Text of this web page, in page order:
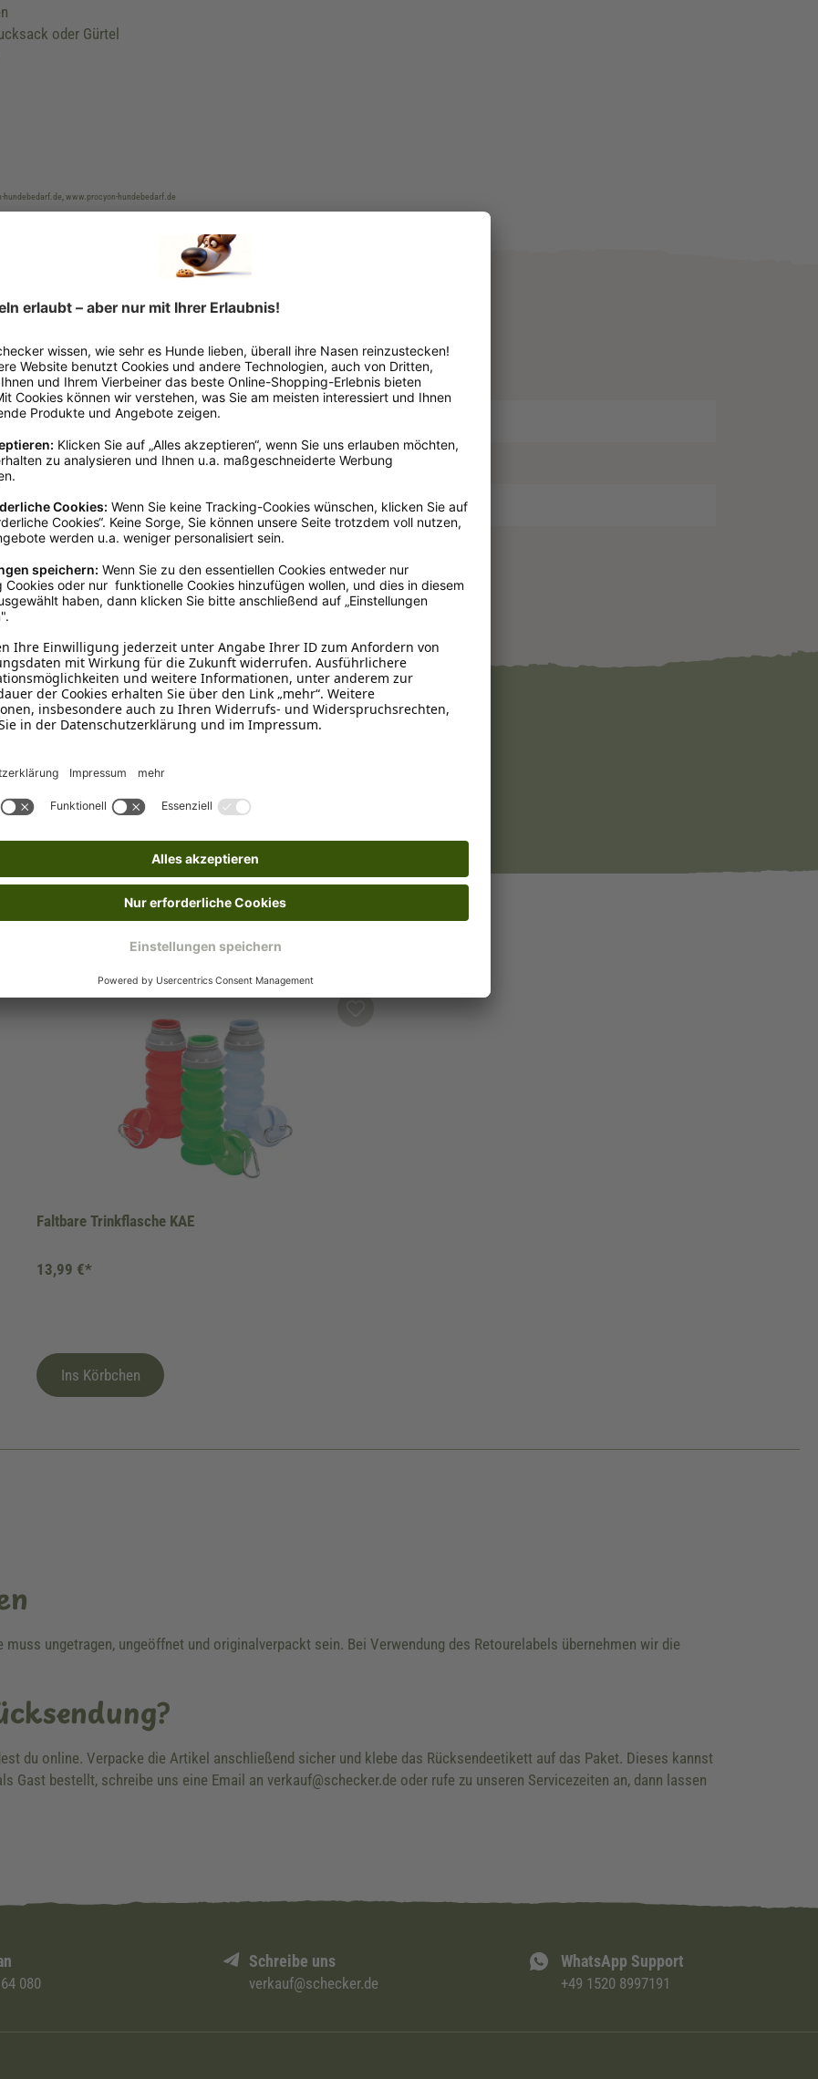
oder Gürtel
hundebedarf.de, www.procyon-hundebedarf.de
Rund
Grün
Kunststoff
Flaschen, Für die Reise
0,5 - 1 Liter
Faltbare Trinkflasche KAE
13,99 €*
Ins Körbchen
ungetragen, ungeöffnet und originalverpackt sein. Bei Verwendung des Retourelabels übernehmen wir die
du online. Verpacke die Artikel anschließend sicher und klebe das Rücksendeetikett auf das Paket. Dieses kannst
Gast bestellt, schreibe uns eine Email an verkauf@schecker.de oder rufe zu unseren Servicezeiten an, dann lassen
080
Schreibe uns
verkauf@schecker.de
WhatsApp Support
+49 1520 8997191